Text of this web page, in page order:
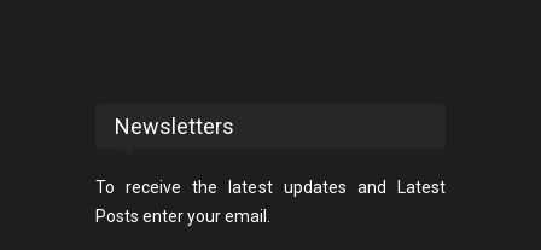
Newsletters
To receive the latest updates and Latest
Posts enter your email.